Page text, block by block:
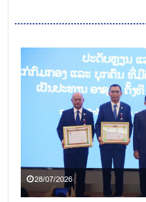
28/07/2026